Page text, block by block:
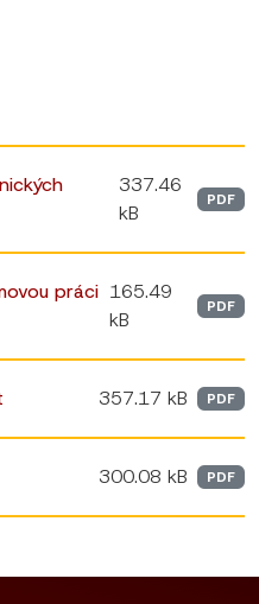
337.46
kB
PDF
práci 165.49
kB
PDF
357.17 kB PDF
300.08 kB PDF